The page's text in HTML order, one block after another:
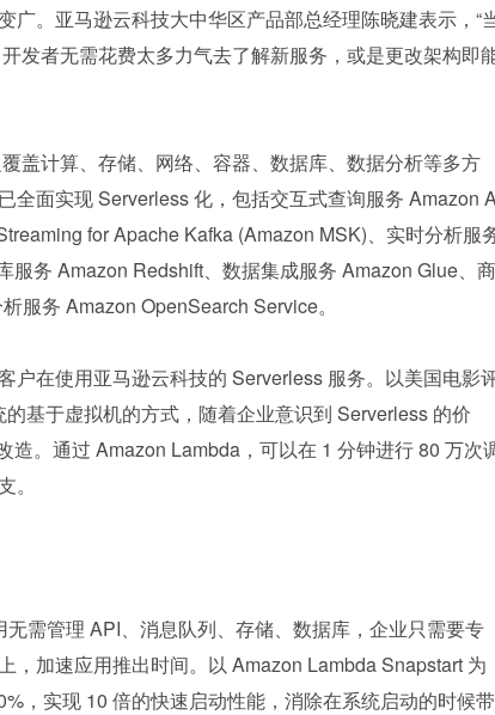
广。亚马逊云科技大中华区产品部总经理陈晓建表示，“
发者无需花费太多力气去了解新服务，或是更改架构即
盖计算、存储、网络、容器、数据库、数据分析等多方
全面实现 Serverless 化，包括交互式查询服务 Amazon
for Apache Kafka (Amazon MSK)、实时分析服
务 Amazon Redshift、数据集成服务 Amazon Glue、商
服务 Amazon OpenSearch Service。
户在使用亚马逊云科技的 Serverless 服务。以美国电影
基于虚拟机的方式，随着企业意识到 Serverless 的价
。通过 Amazon Lambda，可以在 1 分钟进行 80 万次
无需管理 API、消息队列、存储、数据库，企业只需要专
，加速应用推出时间。以 Amazon Lambda Snapstart 为
，实现 10 倍的快速启动性能，消除在系统启动的时候带